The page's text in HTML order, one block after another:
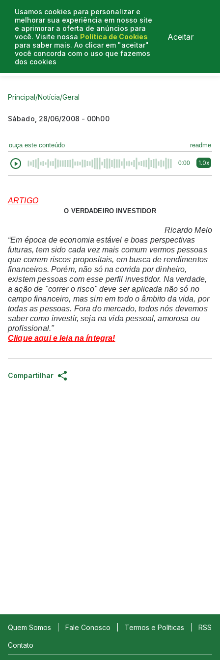
Usamos cookies para personalizar e
melhorar sua experiência em nosso site
e aprimorar a oferta de anúncios para
você. Visite nossa Política de Cookies
para saber mais. Ao clicar em "aceitar"
você concorda com o uso que fazemos
dos cookies
Aceitar
Curtas do Poder
Principal/Notícia/Geral
Sábado, 28/06/2008 - 00h00
ouça este conteúdo readme
0:00 1.0x
ARTIGO
O VERDADEIRO INVESTIDOR
Ricardo Melo
“Em época de economia estável e boas perspectivas
futuras, tem sido cada vez mais comum vermos pessoas
que correm riscos propositais, em busca de rendimentos
financeiros. Porém, não só na corrida por dinheiro,
existem pessoas com esse perfil investidor. Na verdade,
a ação de "correr o risco" deve ser aplicada não só no
campo financeiro, mas sim em todo o âmbito da vida, por
todas as pessoas. Fora do mercado, todos nós devemos
saber como investir, seja na vida pessoal, amorosa ou
profissional."
Clique aqui e leia na íntegra!
Compartilhar
Quem Somos Fale Conosco Termos e Políticas RSS
Contato